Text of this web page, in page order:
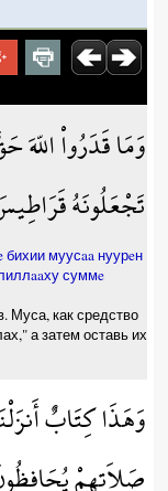
وَمَا قَدَرُواْ
تَجْعَلُونَهُ
муусaa нуурeн
суммe
Муса, как средство
а затем оставь их
وَهَذَا كِتَابٌ
صَلاَتِهِمْ